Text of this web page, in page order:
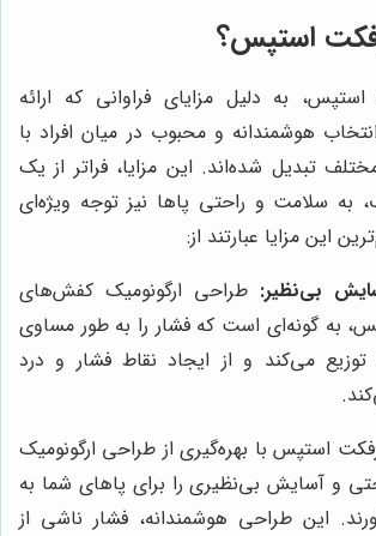
استپس؟
به دلیل مزایای فراوانی که ارائه
هوشمندانه و محبوب در میان افراد با
تبدیل شده‌اند. این مزایا، فراتر از یک
به سلامت و راحتی پاها نیز توجه ویژه‌ای
این مزایا عبارتند از:
بی‌نظیر: طراحی ارگونومیک کفش‌های
به گونه‌ای است که فشار را به طور مساوی
می‌کند و از ایجاد نقاط فشار و درد
استپس با بهره‌گیری از طراحی ارگونومیک
و آسایش بی‌نظیری را برای پاهای شما به
این طراحی هوشمندانه، فشار ناشی از